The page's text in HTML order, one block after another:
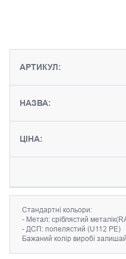
АРТИКУЛ:
НАЗВА:
ЦІНА:
Cтандартні кольори:
- Метал: сріблястий
- ДСП: попелястий (U112 PE)
Бажаний колір виробі